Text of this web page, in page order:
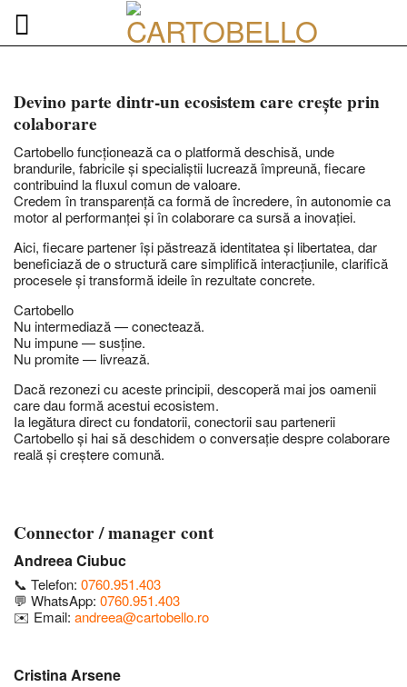
content
Devino parte dintr-un ecosistem care crește prin
colaborare
Cartobello funcționează ca o platformă deschisă, unde
brandurile, fabricile și specialiștii lucrează împreună, fiecare
contribuind la fluxul comun de valoare.
Credem în transparență ca formă de încredere, în autonomie ca
motor al performanței și în colaborare ca sursă a inovației.
Aici, fiecare partener își păstrează identitatea și libertatea, dar
beneficiază de o structură care simplifică interacțiunile, clarifică
procesele și transformă ideile în rezultate concrete.
Cartobello
Nu intermediază — conectează.
Nu impune — susține.
Nu promite — livrează.
Dacă rezonezi cu aceste principii, descoperă mai jos oamenii
care dau formă acestui ecosistem.
Ia legătura direct cu fondatorii, conectorii sau partenerii
Cartobello și hai să deschidem o conversație despre colaborare
reală și creștere comună.
Connector / manager cont
Andreea Ciubuc
📞 Telefon: 0760.951.403
💬 WhatsApp: 0760.951.403
✉️ Email: andreea@cartobello.ro
Cristina Arsene